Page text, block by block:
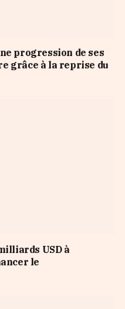
progression de ses
grâce à la reprise du
USD à
le